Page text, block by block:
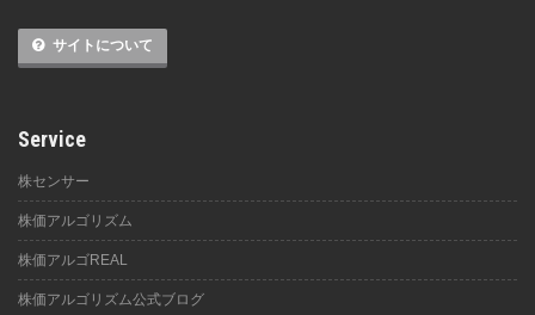
サイトについて
Service
株センサー
株価アルゴリズム
株価アルゴREAL
株価アルゴリズム公式ブログ